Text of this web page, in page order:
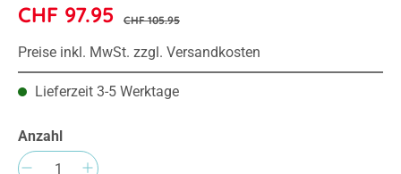
CHF 97.95 CHF 105.95
Preise inkl. MwSt. zzgl. Versandkosten
Lieferzeit 3-5 Werktage
Anzahl
Produkt Anzahl: Gib den gewünschten